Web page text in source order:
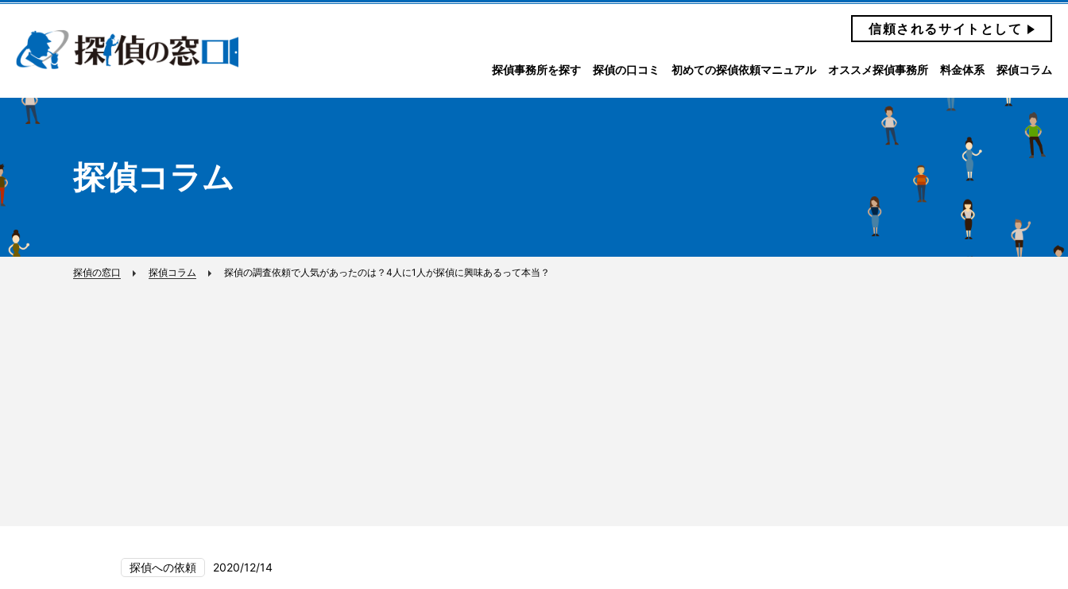
探偵事務所を探す 探偵の口コミ 初めての探偵依頼マニュアル オススメ探偵事務所 料金体系 探偵コラム
信頼されるサイトとして
探偵コラム
探偵の窓口 探偵コラム 探偵の調査依頼で人気があったのは？4人に1人が探偵に興味あるって本当？
探偵への依頼 2020/12/14